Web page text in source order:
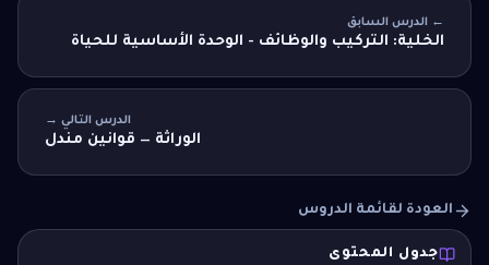
← الدرس السابق
الخلية: التركيب والوظائف - الوحدة الأساسية للحياة
الدرس التالي →
الوراثة — قوانين مندل
العودة لقائمة الدروس
جدول المحتوى